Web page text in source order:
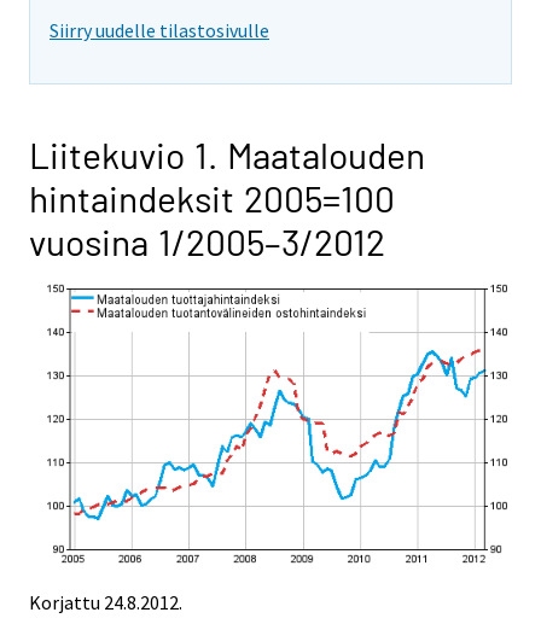
Siirry uudelle tilastosivulle
Liitekuvio 1. Maatalouden
hintaindeksit 2005=100
vuosina 1/2005–3/2012
Korjattu 24.8.2012.